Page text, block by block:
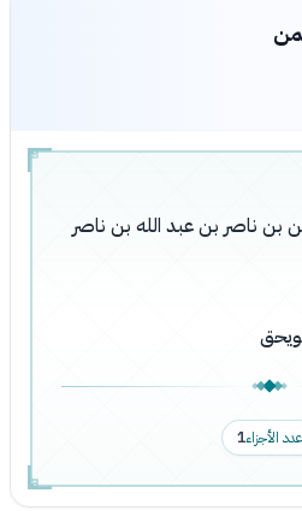
بن ناصر بن عبد الله بن ناصر
عدد الأجزاء1